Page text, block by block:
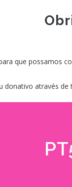
que possamos
donativo através